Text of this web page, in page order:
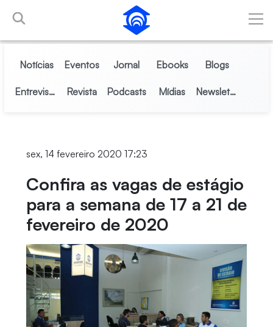
Pular para o Conteúdo principal
Notícias Eventos Jornal Ebooks Blogs
Entrevistas Revista Podcasts Mídias Newsletter
sex, 14 fevereiro 2020 17:23
Confira as vagas de estágio
para a semana de 17 a 21 de
fevereiro de 2020